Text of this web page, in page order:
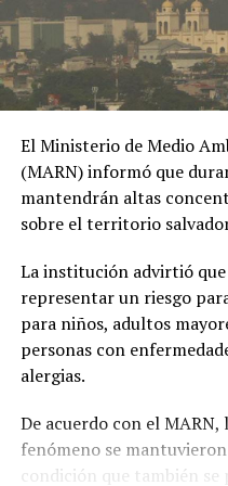
#OPINE.
Policía
Ibagué a
19 años
con quien
relación
quien
exponer
y contarle
si no le
suma de
El Ministerio de Medio
(MARN) informó que
mantendrán altas
sobre el territorio
La institución advirtió
representar un riesgo
para niños, adultos
personas con
alergias.
De acuerdo con el
fenómeno se
condición que también se